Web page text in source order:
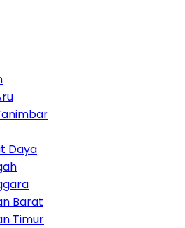
Daya
Barat
Timur